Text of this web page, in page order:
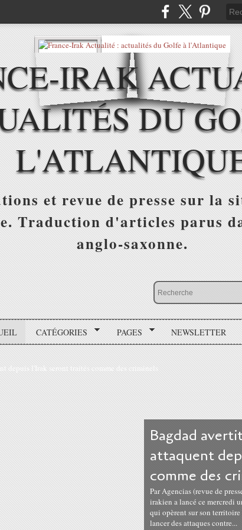
IRAK
DU
et revue de presse sur la
Traduction d'articles parus
anglo-saxonne.
CATÉGORIES PAGES NEWSLETTER
Bagdad
attaquent
comme des
Par Agencias (revue de
irakien a lancé ce mercredi
qui opèrent sur son
lancer des attaques contre...